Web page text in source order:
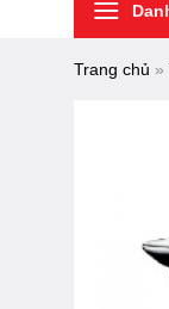
Trang chủ »